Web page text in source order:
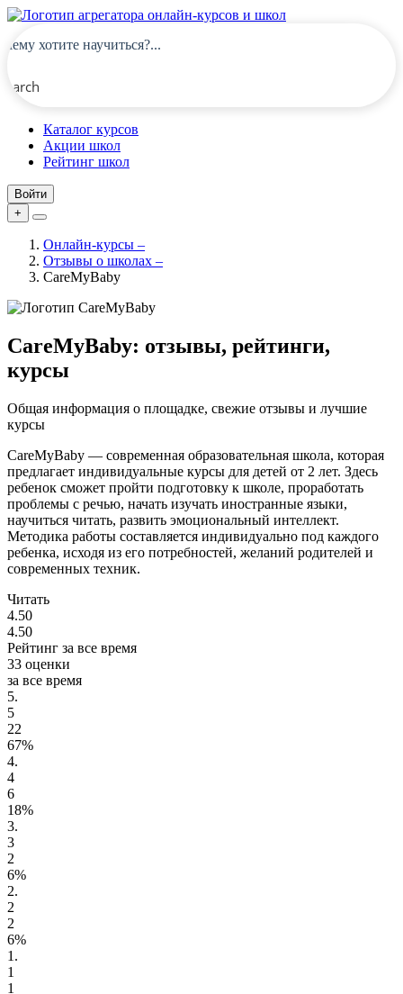
Каталог курсов
Акции школ
Рейтинг школ
Войти
+
Онлайн-курсы –
Отзывы о школах –
CareMyBaby
CareMyBaby: отзывы, рейтинги,
курсы
Общая информация о площадке, свежие отзывы и лучшие
курсы
CareMyBaby — современная образовательная школа, которая
предлагает индивидуальные курсы для детей от 2 лет. Здесь
ребенок сможет пройти подготовку к школе, проработать
проблемы с речью, начать изучать иностранные языки,
научиться читать, развить эмоциональный интеллект.
Методика работы составляется индивидуально под каждого
ребенка, исходя из его потребностей, желаний родителей и
современных техник.
Читать
4.50
4.50
Рейтинг за все время
33 оценки
за все время
5.
5
22
67%
4.
4
6
18%
3.
3
2
6%
2.
2
2
6%
1.
1
1